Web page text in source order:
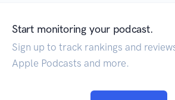
Start monitoring your podcast.
Sign up to track rankings and
Apple Podcasts and more.